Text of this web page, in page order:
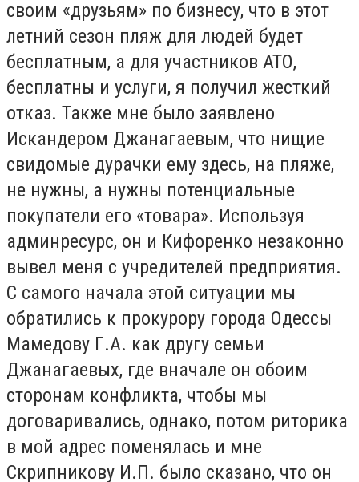
своим «друзьям» по бизнесу, что в этот
летний сезон пляж для людей будет
бесплатным, а для участников АТО,
бесплатны и услуги, я получил жесткий
отказ. Также мне было заявлено
Искандером Джанагаевым, что нищие
свидомые дурачки ему здесь, на пляже,
не нужны, а нужны потенциальные
покупатели его «товара». Используя
админресурс, он и Кифоренко незаконно
вывел меня с учредителей предприятия.
С самого начала этой ситуации мы
обратились к прокурору города Одессы
Мамедову Г.А. как другу семьи
Джанагаевых, где вначале он обоим
сторонам конфликта, чтобы мы
договаривались, однако, потом риторика
в мой адрес поменялась и мне
Скрипникову И.П. было сказано, что он